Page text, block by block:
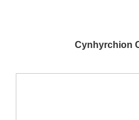
Cynhyrchion